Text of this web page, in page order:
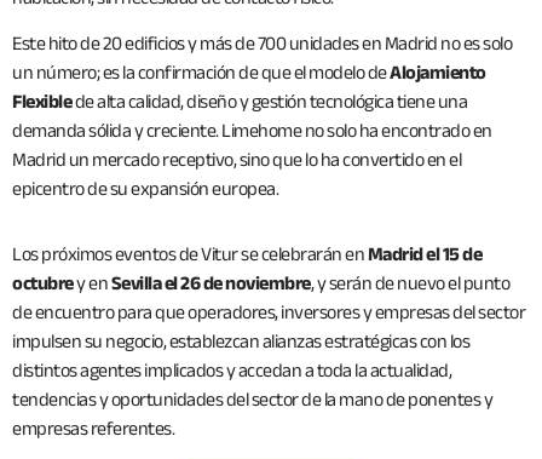
Este hito de 20 edificios y más de 700 unidades en Madrid no es solo
un número; es la confirmación de que el modelo deAlojamiento
Flexiblede alta calidad, diseño y gestión tecnológica tiene una
demanda sólida y creciente. Limehome no solo ha encontrado en
Madrid un mercado receptivo, sino que lo ha convertido en el
epicentro de su expansión europea.
Los próximos eventos de Vitur se celebrarán enMadrid el 15 de
octubrey enSevilla el 26 de noviembre, y serán de nuevo el punto
de encuentro para que operadores, inversores y empresas del sector
impulsen su negocio, establezcan alianzas estratégicas con los
distintos agentes implicados y accedan a toda la actualidad,
tendencias y oportunidades del sector de la mano de ponentes y
empresas referentes.